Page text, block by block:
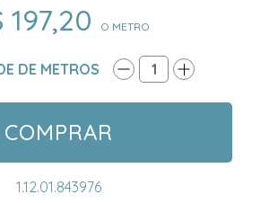
197,20 O METRO
DE METROS 1
COMPRAR
1.12.01.843976